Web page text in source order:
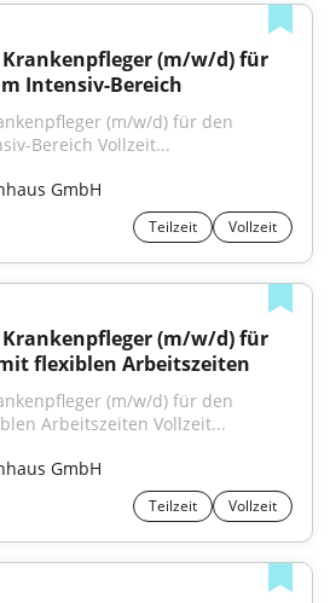
(m/w/d) für
Intensiv-Bereich
(m/w/d) für den
Bereich Vollzeit...
GmbH
Teilzeit Vollzeit
(m/w/d) für
flexiblen Arbeitszeiten
(m/w/d) für den
Arbeitszeiten Vollzeit...
GmbH
Teilzeit Vollzeit